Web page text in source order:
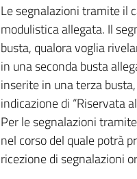
Le segnalazioni tramite il
modulistica allegata. Il
busta, qualora voglia
in una seconda busta
inserite in una terza
indicazione di “Riservata
Per le segnalazioni
nel corso del quale potrà
ricezione di segnalazioni